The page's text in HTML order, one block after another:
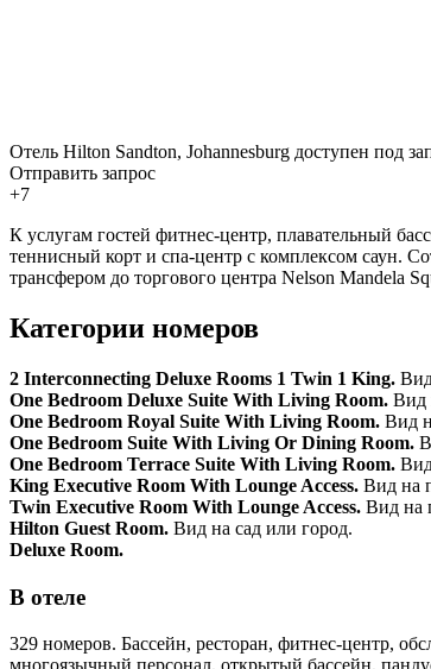
Отель Hilton Sandton, Johannesburg доступен под
Отправить запрос
+7
К услугам гостей фитнес-центр, плавательный
теннисный корт и спа-центр с комплексом саун.
трансфером до торгового центра Nelson Mandela
Категории номеров
2 Interconnecting Deluxe Rooms 1 Twin 1 King.
One Bedroom Deluxe Suite With Living Room. Вид
One Bedroom Royal Suite With Living Room. Вид
One Bedroom Suite With Living Or Dining Room.
One Bedroom Terrace Suite With Living Room.
King Executive Room With Lounge Access. Вид на
Twin Executive Room With Lounge Access. Вид на
Hilton Guest Room. Вид на сад или город.
Deluxe Room.
В отеле
329 номеров. Бассейн, ресторан, фитнес-центр,
многоязычный персонал, открытый бассейн,